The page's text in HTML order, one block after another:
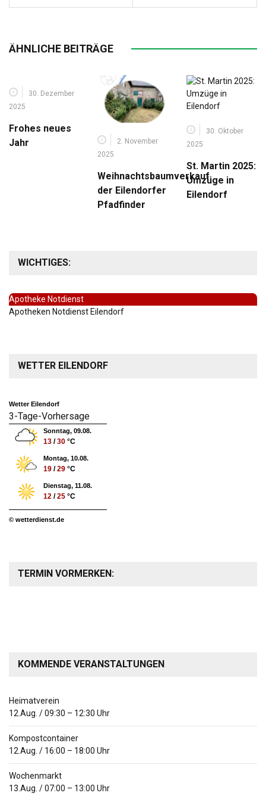
ÄHNLICHE BEITRÄGE
30. Dezember
2025
Frohes neues
Jahr
2. November
2025
Weihnachtsbaumverkauf
der Eilendorfer
Pfadfinder
30. Oktober
2025
St. Martin 2025:
Umzüge in
Eilendorf
WICHTIGES:
Apotheke Notdienst
Apotheken Notdienst Eilendorf
WETTER EILENDORF
Wetter Eilendorf
3-Tage-Vorhersage
Sonntag, 09.08.
13 /30 °C
Montag, 10.08.
19 /29 °C
Dienstag, 11.08.
12 /25 °C
© wetterdienst.de
TERMIN VORMERKEN:
KOMMENDE VERANSTALTUNGEN
Heimatverein
12.Aug. /09:30 – 12:30 Uhr
Kompostcontainer
12.Aug. / 16:00 – 18:00 Uhr
Wochenmarkt
13.Aug. /07:00 – 13:00 Uhr